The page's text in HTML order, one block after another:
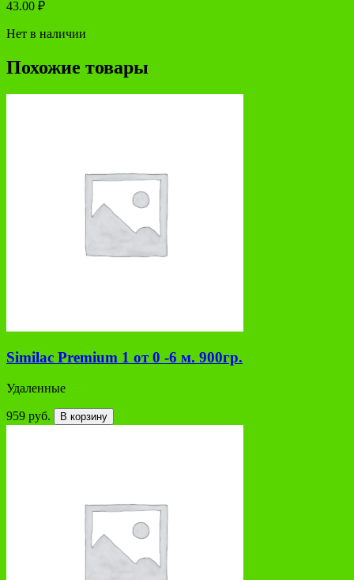
43.00 ₽
Нет в наличии
Похожие товары
Similac Premium 1 от 0 -6 м. 900гр.
Удаленные
959 руб. В корзину